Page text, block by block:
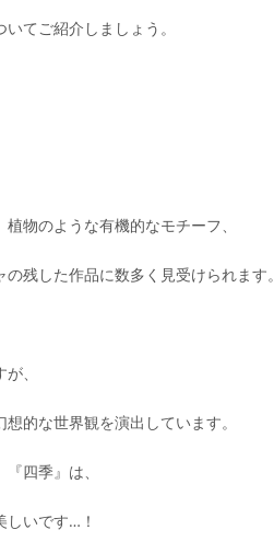
てご紹介しましょう。
物のような有機的なモチーフ、
残した作品に数多く見受けられます。
、
的な世界観を演出しています。
四季』は、
しいです…！